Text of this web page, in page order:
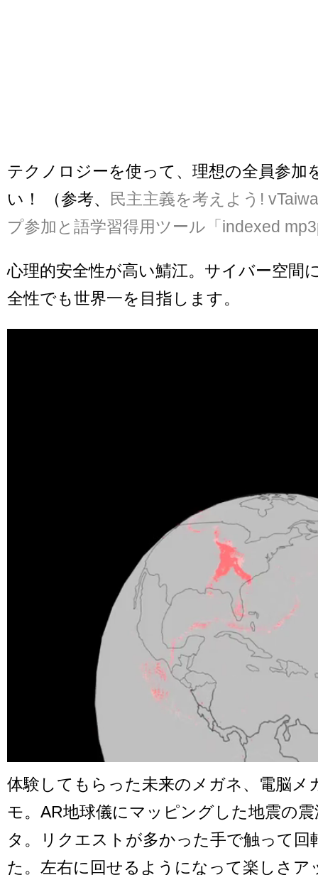
テクノロジーを使って、理想の全員参加
い！ （参考、
民主主義を考えよう!
プ参加と語学習得用ツール「indexed
心理的安全性が高い鯖江。サイバー空間
全性でも世界一を目指します。
体験してもらった未来のメガネ、電脳メ
モ。AR地球儀にマッピングした地震の
タ。リクエストが多かった手で触って回
た。左右に回せるようになって楽しさア